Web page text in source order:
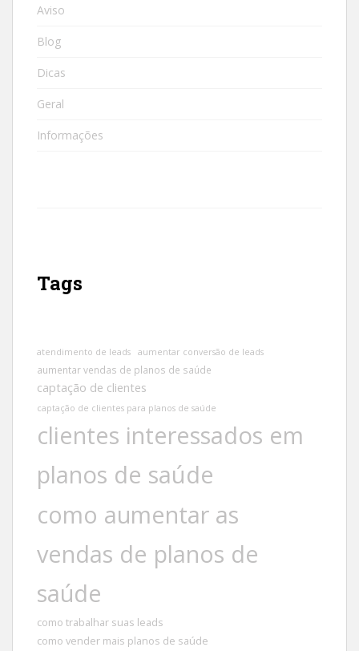
Aviso
Blog
Dicas
Geral
Informações
Tags
atendimento de leads aumentar conversão de leads
aumentar vendas de planos de saúde
captação de clientes
captação de clientes para planos de saúde
clientes interessados em
planos de saúde
como aumentar as
vendas de planos de
saúde
como trabalhar suas leads
como vender mais planos de saúde